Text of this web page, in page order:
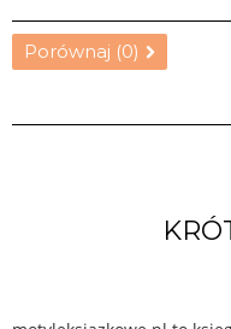
Porównaj (0)